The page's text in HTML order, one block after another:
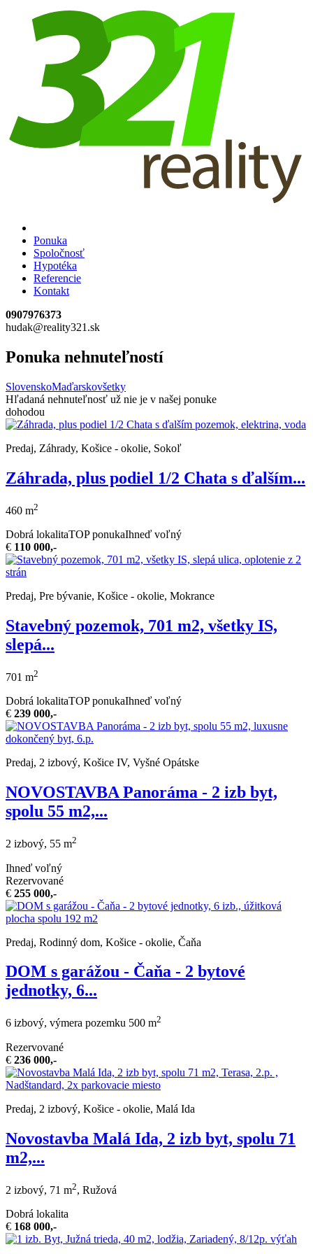
Ponuka
Spoločnosť
Hypotéka
Referencie
Kontakt
0907976373
hudak@reality321.sk
Ponuka nehnuteľností
SlovenskoMaďarskovšetky
Hľadaná nehnuteľnosť už nie je v našej ponuke
dohodou
Predaj, Záhrady, Košice - okolie, Sokoľ
Záhrada, plus podiel 1/2 Chata s ďalším...
460 m2
Dobrá lokalitaTOP ponukaIhneď voľný
€ 110 000,-
Predaj, Pre bývanie, Košice - okolie, Mokrance
Stavebný pozemok, 701 m2, všetky IS,
slepá...
701 m2
Dobrá lokalitaTOP ponukaIhneď voľný
€ 239 000,-
Predaj, 2 izbový, Košice IV, Vyšné Opátske
NOVOSTAVBA Panoráma - 2 izb byt,
spolu 55 m2,...
2 izbový, 55 m2
Ihneď voľný
Rezervované
€ 255 000,-
Predaj, Rodinný dom, Košice - okolie, Čaňa
DOM s garážou - Čaňa - 2 bytové
jednotky, 6...
6 izbový, výmera pozemku 500 m2
Rezervované
€ 236 000,-
Predaj, 2 izbový, Košice - okolie, Malá Ida
Novostavba Malá Ida, 2 izb byt, spolu 71
m2,...
2 izbový, 71 m2, Ružová
Dobrá lokalita
€ 168 000,-